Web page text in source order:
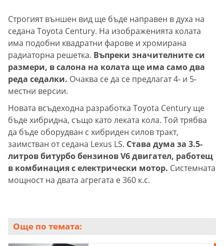
Строгият външен вид ще бъде направен в духа на
седана Toyota Century. На изображенията колата
има подобни квадратни фарове и хромирана
радиаторна решетка. Въпреки значителните си
размери, в салона на колата ще има само два
реда седалки. Очаква се да се предлагат 4- и 5-
местни версии.
Новата всъдеходна разработка Toyota Century ще
бъде хибридна, също като леката кола. Той трябва
да бъде оборудван с хибриден силов тракт,
заимстван от седана Lexus LS. Става дума за 3.5-
литров битурбо бензинов V6 двигател, работещ
в комбинация с електрически мотор. Системната
мощност на двата агрегата е 360 к.с.
Още по темата: